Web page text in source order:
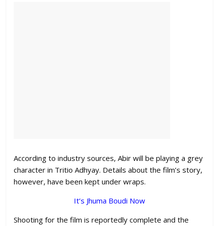
According to industry sources, Abir will be playing a grey
character in Tritio Adhyay. Details about the film’s story,
however, have been kept under wraps.
It’s Jhuma Boudi Now
Shooting for the film is reportedly complete and the